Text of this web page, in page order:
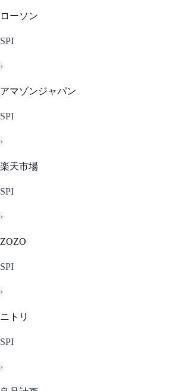
ローソン
SPI
›
アマゾンジャパン
SPI
›
楽天市場
SPI
›
ZOZO
SPI
›
ニトリ
SPI
›